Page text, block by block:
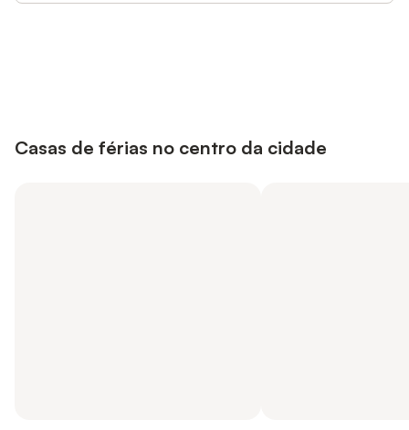
Casas de férias no centro da cidade